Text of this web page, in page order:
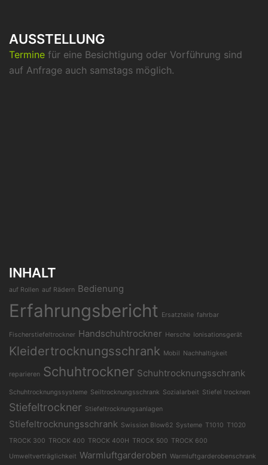
AUSSTELLUNG
Termine für eine Besichtigung oder Vorführung sind
auf Anfrage auch samstags möglich.
INHALT
auf Rollen auf Rädern Bedienung
Erfahrungsbericht Ersatzteile fahrbar
Fischerstiefeltrockner Handschuhtrockner Hersche Ionisationsgerät
Kleidertrocknungsschrank Mobil Nachhaltigkeit
reparieren Schuhtrockner Schuhtrocknungsschrank
Schuhtrocknungssysteme Seiltrocknungsschrank Sozialarbeit Stiefel trocknen
Stiefeltrockner Stiefeltrocknungsanlagen
Stiefeltrocknungsschrank Swission Blow62 Systeme T1010 T1020
TROCK 300 TROCK 400 TROCK 400H TROCK 500 TROCK 600
Umweltverträglichkeit Warmluftgarderoben Warmluftgarderobenschrank